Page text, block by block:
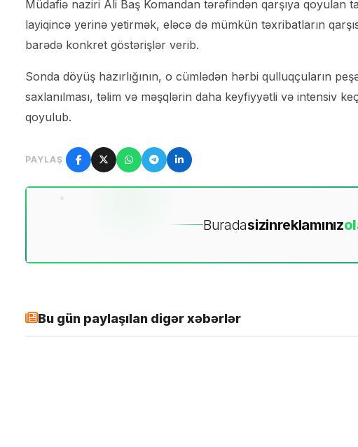
Müdafiə naziri Ali Baş Komandan tərəfindən qarşıya qoyulan
layiqincə yerinə yetirmək, eləcə də mümkün təxribatların
barədə konkret göstərişlər verib.
Sonda döyüş hazırlığının, o cümlədən hərbi qulluqçuların
saxlanılması, təlim və məşqlərin daha keyfiyyətli və intensiv
qoyulub.
PAYLAŞ
Buradasizinreklamınız
Bu gün paylaşılan digər xəbərlər